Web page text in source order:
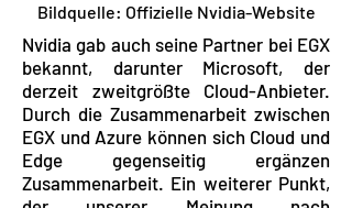
Bildquelle: Offizielle Nvidia-Website
Nvidia gab auch seine Partner bei EGX
bekannt, darunter Microsoft, der
derzeit zweitgrößte Cloud-Anbieter.
Durch die Zusammenarbeit zwischen
EGX und Azure können sich Cloud und
Edge gegenseitig ergänzen
Zusammenarbeit. Ein weiterer Punkt,